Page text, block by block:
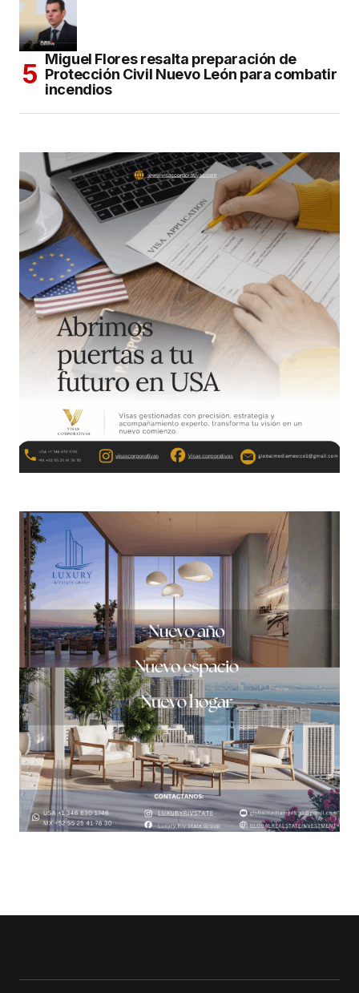
Miguel Flores resalta preparación de
Protección Civil Nuevo León para combatir
incendios